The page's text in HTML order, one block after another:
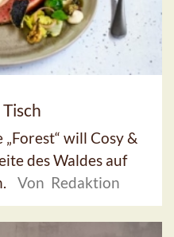
will Cosy &
des Waldes auf
Von Redaktion